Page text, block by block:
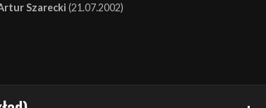
Szarecki (21.07.2002)